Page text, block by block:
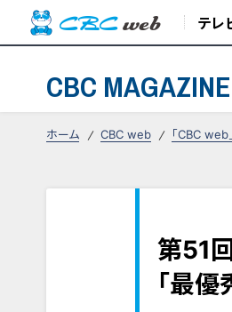
テレ
CBC MAGAZINE
ホーム CBC web 「CBC web
第51
「最